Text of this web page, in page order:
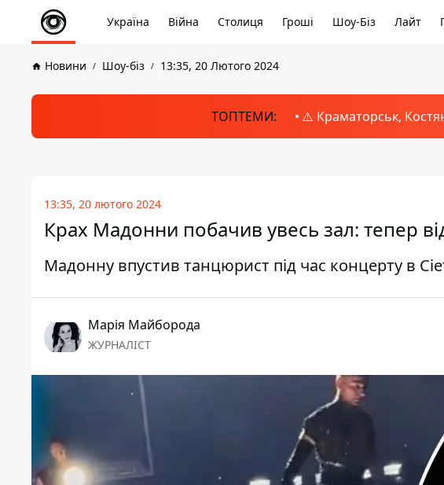
Україна Війна Столиця Гроші Шоу-Біз Лайт
Новини Шоу-біз 13:35, 20 Лютого 2024
ТОПТЕМИ: ⚠️ Краматорськ,
13:35, 20 лютого 2024
Крах Мадонни побачив увесь зал: тепер
Мадонну впустив танцюрист під час концерту в
Марія Майборода
ЖУРНАЛІСТ